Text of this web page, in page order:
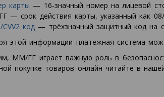
карты — 16-значный номер на лицевой
— срок действия карты, указанный как 08/
CVV2 код — трёхзначный защитный код на
этой информации платёжная система
ММ/ГГ играет важную роль в
покупке товаров онлайн читайте в